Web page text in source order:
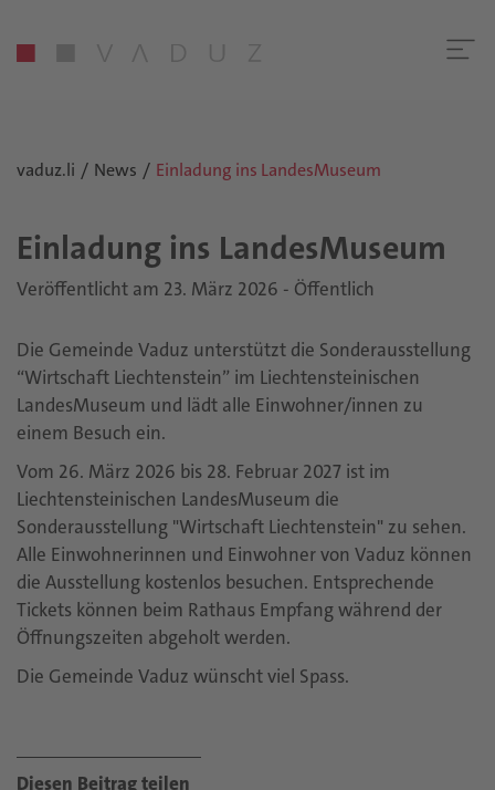
vaduz.li News Einladung ins LandesMuseum
Ein­la­dung ins Lan­des­Mu­se­um
Veröffentlicht am 23. März 2026 - Öffentlich
Die Gemeinde Vaduz unterstützt die Sonderausstellung
“Wirtschaft Liechtenstein” im Liechtensteinischen
LandesMuseum und lädt alle Einwohner/innen zu
einem Besuch ein.
Vom 26. März 2026 bis 28. Februar 2027 ist im
Liechtensteinischen LandesMuseum die
Sonderausstellung "Wirtschaft Liechtenstein" zu sehen.
Alle Einwohnerinnen und Einwohner von Vaduz können
die Ausstellung kostenlos besuchen. Entsprechende
Tickets können beim Rathaus Empfang während der
Öffnungszeiten abgeholt werden.
Die Gemeinde Vaduz wünscht viel Spass.